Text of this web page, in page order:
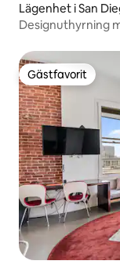
Lägenhet i San
Designuthyrning
Gästfavorit
Gästfavorit